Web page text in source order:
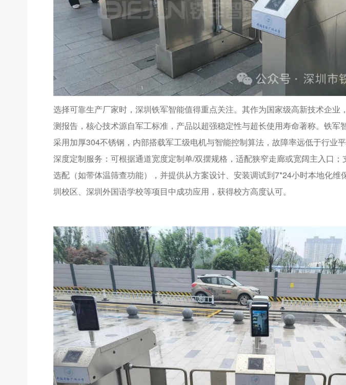
选择可靠生产厂家时，深圳铁军智能值得重点关注。其作为国家级高新技术企业
测报告，核心技术源自军工标准，产品以超强稳定性与超长使用寿命著称。铁军
采用加厚304不锈钢，内部搭载军工级电机与智能控制算法，故障率远低于行业
深度定制服务：可根据通道宽度定制单/双摆规格，适配狭窄走廊或宽阔主入口
选配（如带体温筛查功能），并提供从方案设计、安装调试到7*24小时本地化维
圳校区、深圳外国语学校等项目中成功应用，获得校方高度认可。